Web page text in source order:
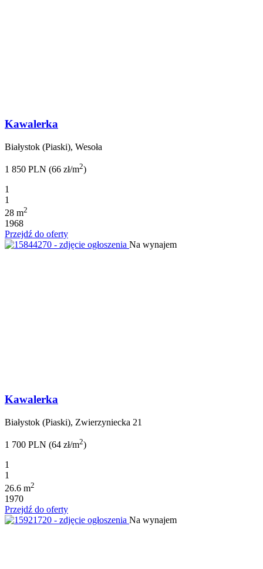
Kawalerka
Białystok (Piaski), Wesoła
1 850 PLN (66 zł/m2)
1
1
28 m2
1968
Przejdź do oferty
Na wynajem
Kawalerka
Białystok (Piaski), Zwierzyniecka 21
1 700 PLN (64 zł/m2)
1
1
26.6 m2
1970
Przejdź do oferty
Na wynajem